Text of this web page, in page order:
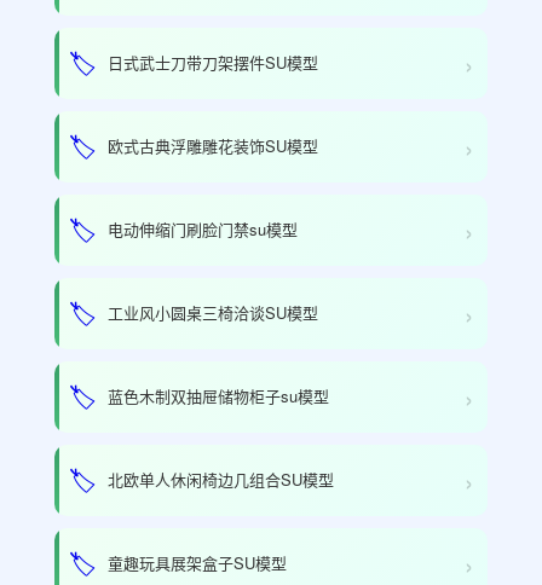
🏷️ 日式武士刀带刀架摆件SU模型 ›
🏷️ 欧式古典浮雕雕花装饰SU模型 ›
🏷️ 电动伸缩门刷脸门禁su模型 ›
🏷️ 工业风小圆桌三椅洽谈SU模型 ›
🏷️ 蓝色木制双抽屉储物柜子su模型 ›
🏷️ 北欧单人休闲椅边几组合SU模型 ›
🏷️ 童趣玩具展架盒子SU模型 ›